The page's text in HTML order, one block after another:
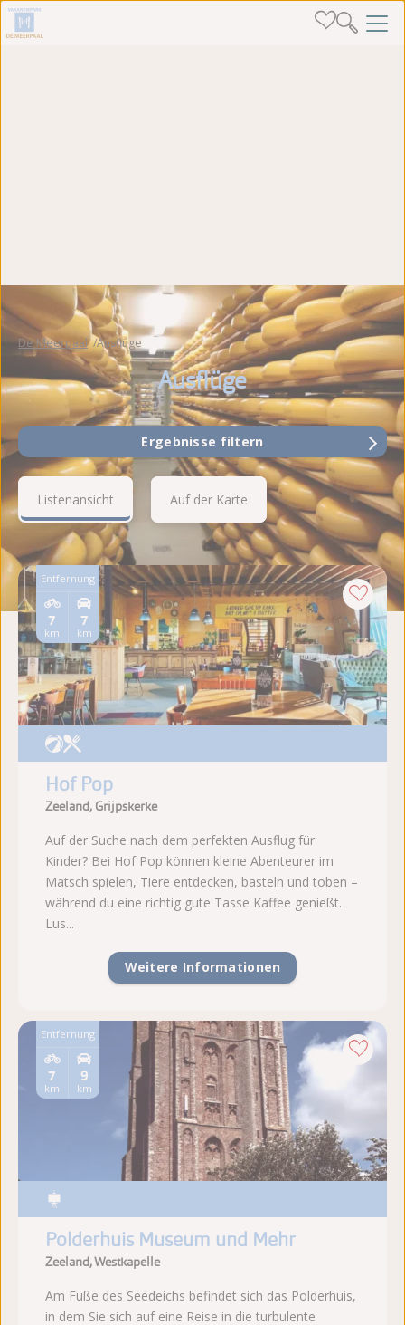
De Meerpaal Ausflüge
Ausflüge
Ergebnisse filtern
Listenansicht
Entfernung
7
km
7
km
Hof Pop
Zeeland, Grijpskerke
Auf der Suche nach dem perfekten Ausflug für
Kinder? Bei Hof Pop können kleine Abenteurer im
Matsch spielen, Tiere entdecken, basteln und toben –
während du eine richtig gute Tasse Kaffee genießt.
Lus...
Weitere Informationen
Entfernung
9
km
7
km
Polderhuis Museum und Mehr
Zeeland, Westkapelle
Am Fuße des Seedeichs befindet sich das Polderhuis,
in dem Sie sich auf eine Reise in die turbulente
Auf der Karte